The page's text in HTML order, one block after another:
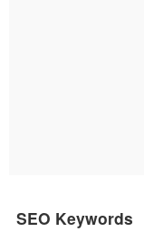
SEO Keywords